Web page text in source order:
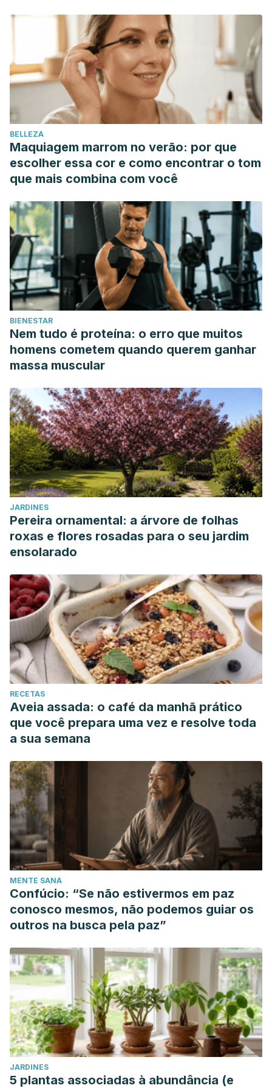
Climent, M. D., Rebagliato, M., Murcia, M., … & Vioque, J.
(2010). Ingesta dietética y de suplementos de ácido fólico
en mujeres embarazadas de Valencia. Medicina Clínica,
135(14), 637-643.
Blasco-Alonso, Javier, et al. “Encefalopatía grave y
deficiencia de vitamina B12: reversibilidad tras la terapia
nutricional.”Nutrición Hospitalaria37.6 (2020): 1285-1288.
San Román Diego, M. A. (2013). Aumento del peso durante
el embarazo: Modificaciones fisiológicas relacionadas con
la ganancia de peso y necesidades nutricionales.
de elegir sus vitaminas prenatales? Tori Schmitt, MS, RDN,
LD. Compartir.
Alarcón-Corredor, Oscar Marino. “La Hipervitaminosis A:
una enfermedad multisistémica.”Revista de la Facultad de
Farmacia48.2 (2006): 13-21.
BELLEZA
Maquiagem marrom no verão: por que
escolher essa cor e como encontrar o tom
que mais combina com você
BIENESTAR
Nem tudo é proteína: o erro que muitos
homens cometem quando querem ganhar
massa muscular
JARDINES
Pereira ornamental: a árvore de folhas
roxas e flores rosadas para o seu jardim
ensolarado
RECETAS
Aveia assada: o café da manhã prático
que você prepara uma vez e resolve toda
a sua semana
MENTE SANA
Confúcio: “Se não estivermos em paz
conosco mesmos, não podemos guiar os
outros na busca pela paz”
JARDINES
5 plantas associadas à abundância (e